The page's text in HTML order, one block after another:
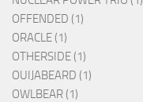
OFFENDED (1)
ORACLE (1)
OTHERSIDE (1)
OUIJABEARD (1)
OWLBEAR (1)